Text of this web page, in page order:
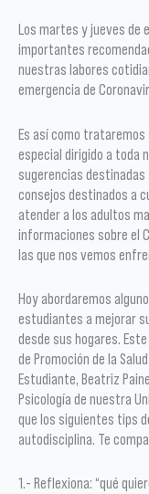
Los martes y jueves de
importantes
nuestras labores
emergencia de
Es así como
especial dirigido a toda
sugerencias destinadas
consejos destinados a
atender a los adultos
informaciones sobre el
las que nos vemos
Hoy abordaremos
estudiantes a mejorar
desde sus hogares.
de Promoción de la
Estudiante, Beatriz
Psicología de nuestra
que los siguientes tips
autodisciplina. Te
1.- Reflexiona: “qué